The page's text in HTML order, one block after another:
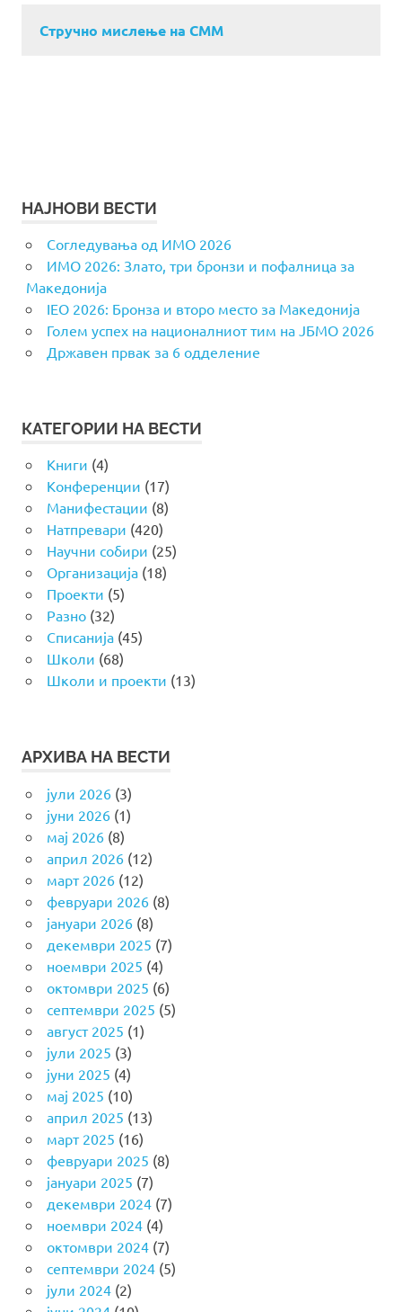
Стручно мислење на СММ
НАЈНОВИ ВЕСТИ
Согледувања од ИМО 2026
ИМО 2026: Злато, три бронзи и пофалница за
Македонија
IEO 2026: Бронза и второ место за Македонија
Голем успех на националниот тим на ЈБМО 2026
Државен првак за 6 одделение
КАТЕГОРИИ НА ВЕСТИ
Книги (4)
Конференции (17)
Манифестации (8)
Натпревари (420)
Научни собири (25)
Организација(18)
Проекти (5)
Разно(32)
Списанија(45)
Школи (68)
Школи и проекти (13)
АРХИВА НА ВЕСТИ
јули 2026(3)
јуни 2026(1)
мај 2026(8)
април 2026(12)
март 2026(12)
февруари 2026(8)
јануари 2026(8)
декември 2025 (7)
ноември 2025 (4)
октомври 2025 (6)
септември 2025 (5)
август 2025 (1)
јули 2025 (3)
јуни 2025 (4)
мај 2025 (10)
април 2025 (13)
март 2025 (16)
февруари 2025 (8)
јануари 2025 (7)
декември 2024(7)
ноември 2024(4)
октомври 2024(7)
септември 2024(5)
јули 2024(2)